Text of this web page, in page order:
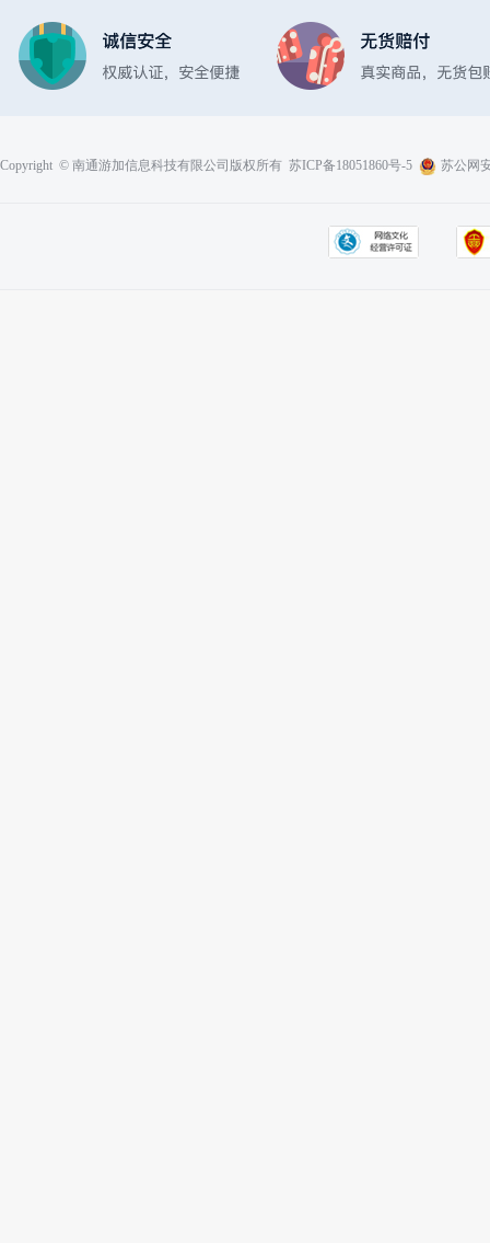
Copyright © 南通游加信息科技有限公司版权所有 苏ICP备18051860号-5 苏公网